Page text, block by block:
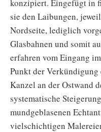
konzipiert. Eingefügt in
sie den Laibungen,
Nordseite, lediglich
Glasbahnen und somit
erfahren vom Eingang
Punkt der Verkündigung
Kanzel an der Ostwand
systematische
mundgeblasenen
vielschichtigen